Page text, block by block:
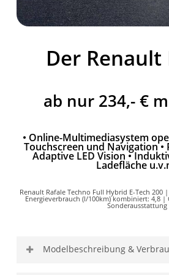
Der Renault
ab nur 234,- €
• Online-Multimediasystem
Touchscreen und Navigation •
Adaptive LED Vision •
Ladefläche
Renault Rafale Techno Full Hybrid E-Tech 200
Energieverbrauch (l/100km) kombiniert: 4,8 |
Sonderausstattung
Modelbeschreibung &